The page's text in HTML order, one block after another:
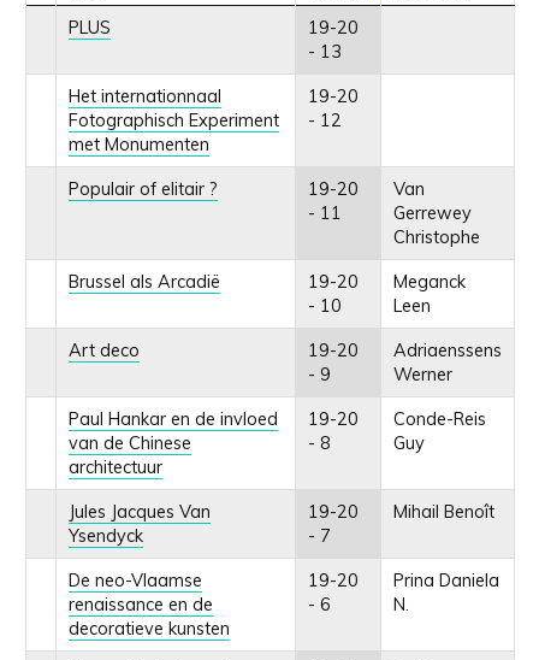
PLUS
19-20
- 13
Het internationnaal
Fotographisch Experiment
met Monumenten
19-20
- 12
Populair of elitair ?
19-20
- 11
Van
Gerrewey
Christophe
Brussel als Arcadië
19-20
- 10
Meganck
Leen
Art deco
19-20
- 9
Adriaenssens
Werner
Paul Hankar en de invloed
van de Chinese
architectuur
19-20
- 8
Conde-Reis
Guy
Jules Jacques Van
Ysendyck
19-20
- 7
Mihail Benoît
De neo-Vlaamse
renaissance en de
decoratieve kunsten
19-20
- 6
Prina Daniela
N.